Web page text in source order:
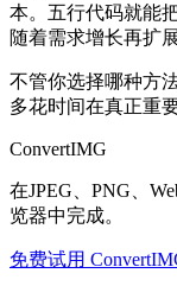
本。五行代码就能
随着需求增长再扩展
不管你选择哪种方
多花时间在真正重
ConvertIMG
在JPEG、PNG、
览器中完成。
免费试用